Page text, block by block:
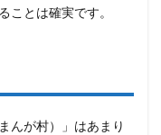
ことは確実です。
んが村）」はあまり